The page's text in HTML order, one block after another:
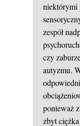
niektórymi
zespół
czy
autyzmu.
ponieważ
zbyt